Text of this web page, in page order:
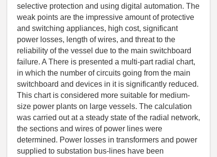
selective protection and using digital automation. The
weak points are the impressive amount of protective
and switching appliances, high cost, significant
power losses, length of wires, and threat to the
reliability of the vessel due to the main switchboard
failure. A There is presented a multi-part radial chart,
in which the number of circuits going from the main
switchboard and devices in it is significantly reduced.
This chart is considered more suitable for medium-
size power plants on large vessels. The calculation
was carried out at a steady state of the radial network,
the sections and wires of power lines were
determined. Power losses in transformers and power
supplied to substation bus-lines have been